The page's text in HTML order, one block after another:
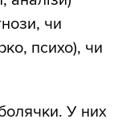
чи
психо), чи
У них